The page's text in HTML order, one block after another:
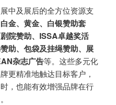
中及展后的全方位资源支
金、黄金、白银赞助套
院赞助、ISSA卓越奖活
助、包袋及挂绳赞助、展
杂志广告等。这些多元化
更精准地触达目标客户，
，也能有效增强品牌在行